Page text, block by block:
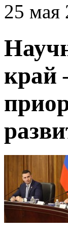
25 мая
край